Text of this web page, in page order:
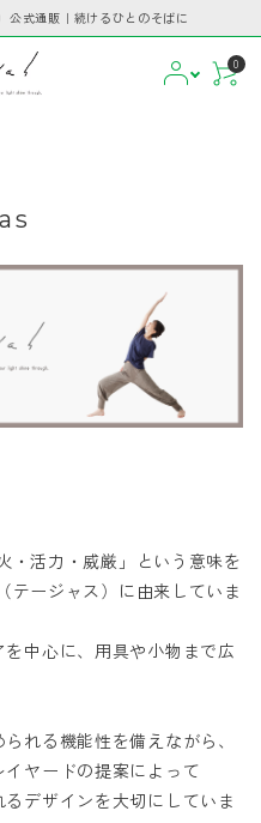
公式通販｜続けるひとのそばに
0
員登録
・活力・威厳」という意味を
テージャス）に由来していま
中心に、用具や小物まで広
れる機能性を備えながら、
ヤードの提案によって
デザインを大切にしていま